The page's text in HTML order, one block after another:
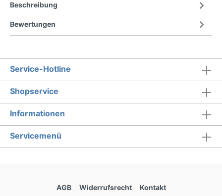
Beschreibung
Bewertungen
Service-Hotline
Shopservice
Informationen
Servicemenü
AGB Widerrufsrecht Kontakt